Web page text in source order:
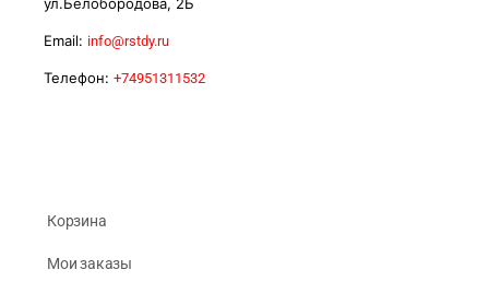
Email: info@rstdy.ru
Телефон: +74951311532
Корзина
Мои заказы